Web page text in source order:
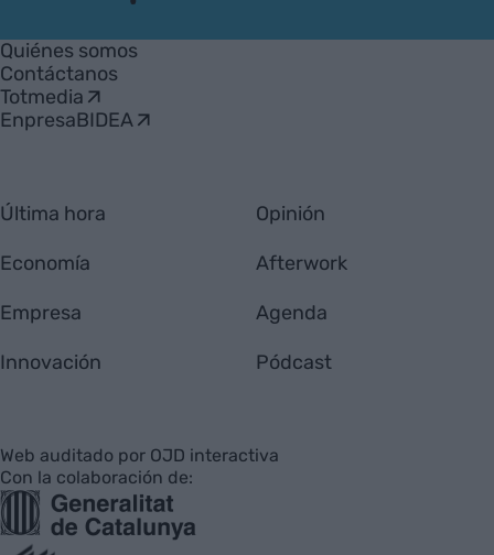
Empresa
Quiénes somos
Contáctanos
Totmedia
EnpresaBIDEA
Última hora
Economía
Empresa
Innovación
Opinión
Afterwork
Agenda
Pódcast
Web auditado por OJD interactiva
Con la colaboración de: